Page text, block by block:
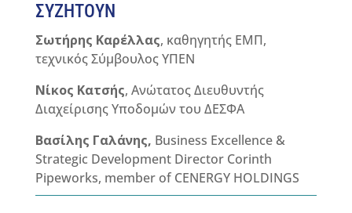
ΣΥΖΗΤΟΥΝ
Σωτήρης Καρέλλας, καθηγητής ΕΜΠ,
τεχνικός Σύμβουλος ΥΠΕΝ
Νίκος Κατσής, Ανώτατος Διευθυντής
Διαχείρισης Υποδομών του ΔΕΣΦΑ
Βασίλης Γαλάνης, Business Excellence &
Strategic Development Director Corinth
Pipeworks, member of CENERGY HOLDINGS